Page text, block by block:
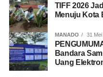
TIFF 2026
Menuju Kota
MANADO 31
Bandara
Uang